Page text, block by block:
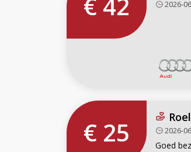
2026-
€ 25 2026-
Goed